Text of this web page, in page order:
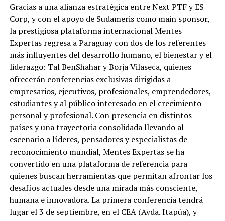
Gracias a una alianza estratégica entre Next PTF y ES
Corp, y con el apoyo de Sudameris como main sponsor,
la prestigiosa plataforma internacional Mentes
Expertas regresa a Paraguay con dos de los referentes
más influyentes del desarrollo humano, el bienestar y el
liderazgo: Tal BenShahar y Borja Vilaseca, quienes
ofrecerán conferencias exclusivas dirigidas a
empresarios, ejecutivos, profesionales, emprendedores,
estudiantes y al público interesado en el crecimiento
personal y profesional. Con presencia en distintos
países y una trayectoria consolidada llevando al
escenario a líderes, pensadores y especialistas de
reconocimiento mundial, Mentes Expertas se ha
convertido en una plataforma de referencia para
quienes buscan herramientas que permitan afrontar los
desafíos actuales desde una mirada más consciente,
humana e innovadora. La primera conferencia tendrá
lugar el 3 de septiembre, en el CEA (Avda. Itapúa), y